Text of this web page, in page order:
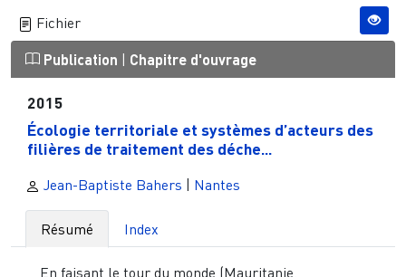
Fichier
Publication | Chapitre d'ouvrage
2015
Écologie territoriale et systèmes d’acteurs des
filières de traitement des déche...
Jean-Baptiste Bahers | Nantes
Résumé Index
En faisant le tour du monde (Mauritanie,